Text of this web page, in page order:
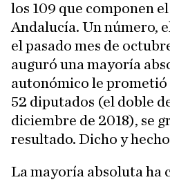
los 109 que componen
Andalucía. Un número,
el pasado mes de
auguró una mayoría
autonómico le prometió
52 diputados (el doble
diciembre de 2018), se
resultado. Dicho y
La mayoría absoluta ha